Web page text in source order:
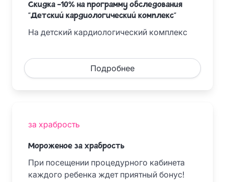
Скидка -10% на программу обследования
"Детский кардиологический комплекс"
На детский кардиологический комплекс
Подробнее
за храбрость
Мороженое за храбрость
При посещении процедурного кабинета
каждого ребенка ждет приятный бонус!